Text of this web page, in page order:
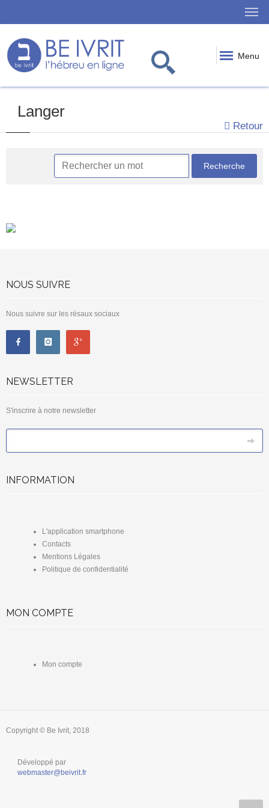
Menu
Langer
Retour
NOUS SUIVRE
Nous suivre sur les résaux sociaux
NEWSLETTER
S'inscrire à notre newsletter
INFORMATION
L'application smartphone
Contacts
Mentions Légales
Politique de confidentialité
MON COMPTE
Mon compte
Copyright © Be Ivrit, 2018
Développé par
webmaster@beivrit.fr